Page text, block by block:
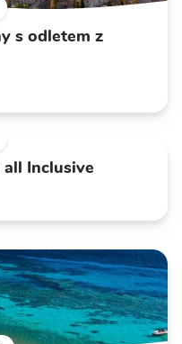
s odletem z
Inclusive